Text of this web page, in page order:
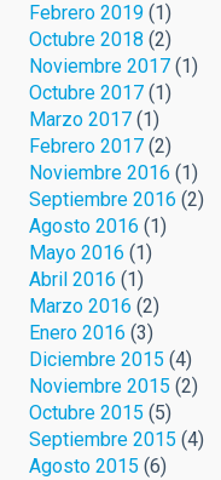
Febrero 2019 (1)
Octubre 2018 (2)
Noviembre 2017 (1)
Octubre 2017 (1)
Marzo 2017 (1)
Febrero 2017 (2)
Noviembre 2016 (1)
Septiembre 2016 (2)
Agosto 2016 (1)
Mayo 2016 (1)
Abril 2016 (1)
Marzo 2016 (2)
Enero 2016 (3)
Diciembre 2015 (4)
Noviembre 2015 (2)
Octubre 2015 (5)
Septiembre 2015 (4)
Agosto 2015 (6)